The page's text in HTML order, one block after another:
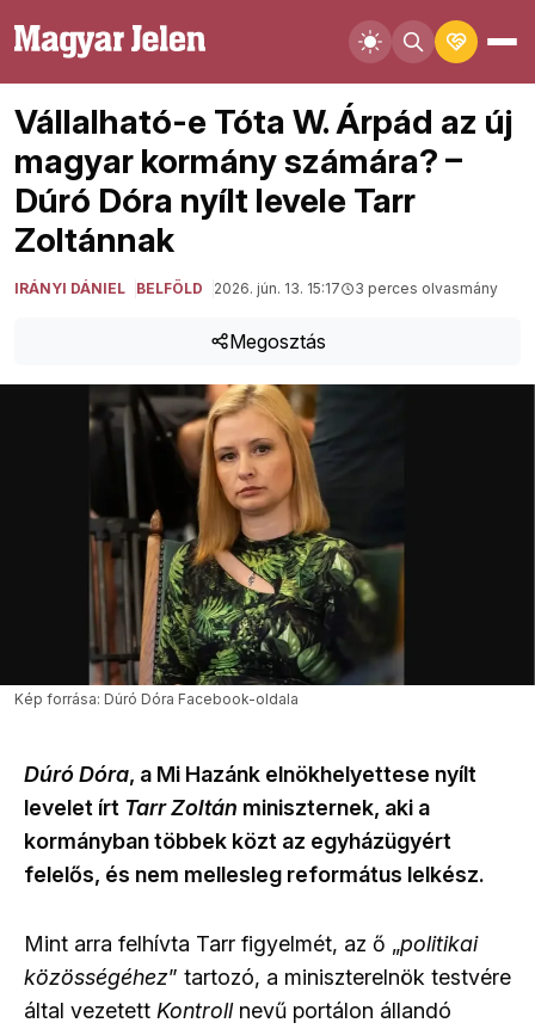
Vállalható-e Tóta W. Árpád az új
magyar kormány számára? –
Dúró Dóra nyílt levele Tarr
Zoltánnak
IRÁNYI DÁNIEL BELFÖLD 2026. jún. 13. 15:17 3 perces olvasmány
Megosztás
Kép forrása: Dúró Dóra Facebook-oldala
Dúró Dóra, a Mi Hazánk elnökhelyettese nyílt
levelet írt Tarr Zoltán miniszternek, aki a
kormányban többek közt az egyházügyért
felelős, és nem mellesleg református lelkész.
Mint arra felhívta Tarr figyelmét, az ő „politikai
közösségéhez” tartozó, a miniszterelnök testvére
által vezetett Kontrollnevű portálon állandó